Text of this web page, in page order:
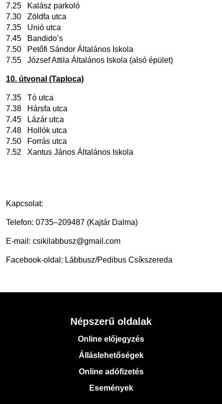
7.25 Kalász parkoló
7.30 Zöldfa utca
7.35 Unió utca
7.45 Bandido’s
7.50 Petőfi Sándor Általános Iskola
7.55 József Attila Általános Iskola (alsó épület)
10. útvonal (Taploca)
7.35 Tó utca
7.38 Hársfa utca
7.45 Lázár utca
7.48 Hollók utca
7.50 Forrás utca
7.52 Xantus János Általános Iskola
Kapcsolat:
Telefon: 0735–209487 (Kajtár Dalma)
E-mail: csikilabbusz@gmail.com
Facebook-oldal: Lábbusz/Pedibus Csíkszereda
Népszerű oldalak
Online előjegyzés
Álláslehetőségek
Online adófizetés
Események